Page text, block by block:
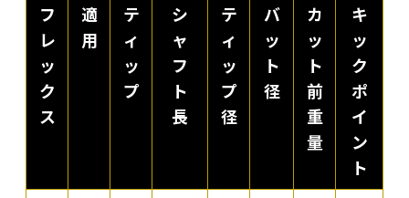
フ
レ
ッ
ク
ス
適
用
テ
ィ
ッ
プ
シ
ャ
フ
ト
長
テ
ィ
ッ
プ
径
バ
ッ
ト
径
カ
ッ
ト
前
重
量
キ
ッ
ク
ポ
イ
ン
ト